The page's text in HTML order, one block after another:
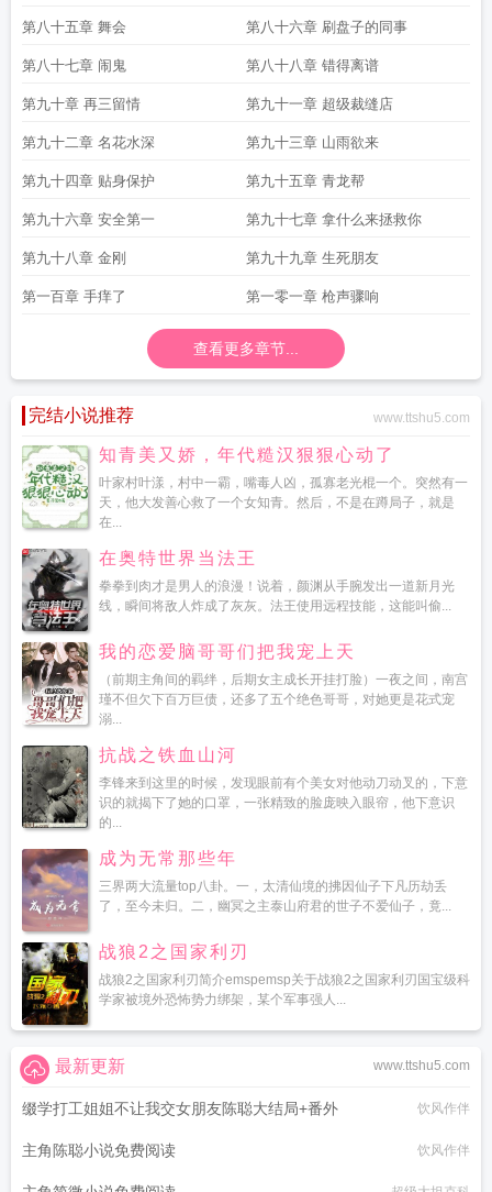
第八十五章 舞会 第八十六章 刷盘子的同事
第八十七章 闹鬼 第八十八章 错得离谱
第九十章 再三留情 第九十一章 超级裁缝店
第九十二章 名花水深 第九十三章 山雨欲来
第九十四章 贴身保护 第九十五章 青龙帮
第九十六章 安全第一 第九十七章 拿什么来拯救你
第九十八章 金刚 第九十九章 生死朋友
第一百章 手痒了 第一零一章 枪声骤响
查看更多章节...
完结小说推荐 www.ttshu5.com
知青美又娇，年代糙汉狠狠心动了
叶家村叶漾，村中一霸，嘴毒人凶，孤寡老光棍一个。突然有一
天，他大发善心救了一个女知青。然后，不是在蹲局子，就是
在...
在奥特世界当法王
拳拳到肉才是男人的浪漫！说着，颜渊从手腕发出一道新月光
线，瞬间将敌人炸成了灰灰。法王使用远程技能，这能叫偷...
我的恋爱脑哥哥们把我宠上天
（前期主角间的羁绊，后期女主成长开挂打脸）一夜之间，南宫
瑾不但欠下百万巨债，还多了五个绝色哥哥，对她更是花式宠
溺...
抗战之铁血山河
李锋来到这里的时候，发现眼前有个美女对他动刀动叉的，下意
识的就揭下了她的口罩，一张精致的脸庞映入眼帘，他下意识
的...
成为无常那些年
三界两大流量top八卦。一，太清仙境的拂因仙子下凡历劫丢
了，至今未归。二，幽冥之主泰山府君的世子不爱仙子，竟...
战狼2之国家利刃
战狼2之国家利刃简介emspemsp关于战狼2之国家利刃国宝级科
学家被境外恐怖势力绑架，某个军事强人...
www.ttshu5.com
最新更新
缀学打工姐姐不让我交女朋友陈聪大结局+番外 饮风作伴
主角陈聪小说免费阅读 饮风作伴